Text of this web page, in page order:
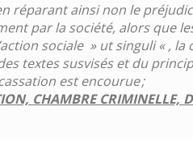
réparant ainsi non le
par la société, alors que
sociale » ut singuli « ,
textes susvisés et du
est encourue ;
CHAMBRE CRIMINELLE,